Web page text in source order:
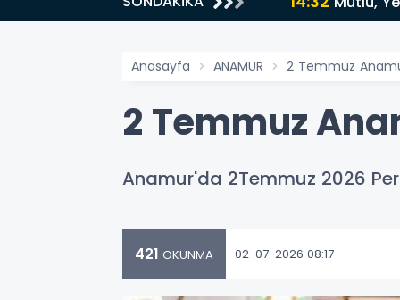
Anasayfa ANAMUR 2 Temmuz
2 Temmuz
Anamur'da 2Temmuz 2026
421 OKUNMA 02-07-2026 08:17